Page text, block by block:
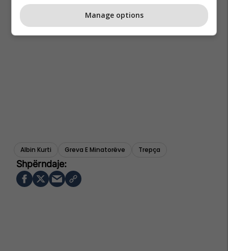
Albin Kurti Greva E Minatorëve Trepça
Manage options